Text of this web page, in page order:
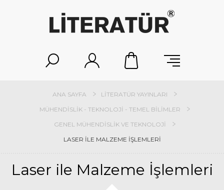
ANA SAYFA
LITERATÜR YAYINLARI
MÜHENDISLIK - TEKNOLOJI - TEMEL BILIMLER
GENEL MÜHENDISLIK VE TEKNOLOJI
LASER ILE MALZEME İŞLEMLERI
Laser ile Malzeme İşlemleri